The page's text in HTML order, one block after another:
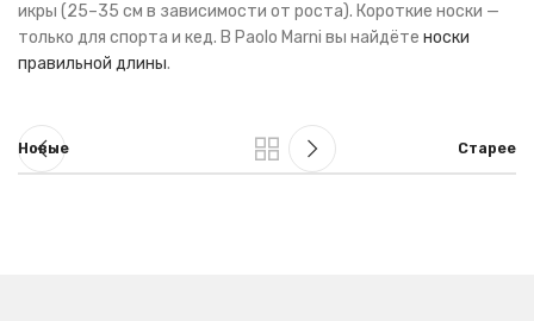
икры (25–35 см в зависимости от роста). Короткие носки —
только для спорта и кед. В Paolo Marni вы найдёте носки
правильной длины.
Новые Старее